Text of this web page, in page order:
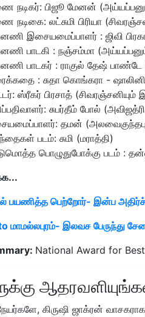
நடிகர்: பிஜூ மேனன்
நடிகை: லட்சுமி பிரியா
இசையமைப்பாளர் : ஜிவி
பாடகி : நஞ்சம்மா
பாடகர் : ராகுல் தேஷ் பாண்டே
: சுதா கொங்கரா -
ஸ்ரீகர் பிரசாத்
சுபர்தீம் போல்
தமன்
படம்: சுமி (மராத்தி)
பொழுதுபோக்கு படம் :
பயணித்த பெற்றோர்- இன்ப
இலவச பேருந்து
National Award for
கிருஷி ஜாக்ரன்